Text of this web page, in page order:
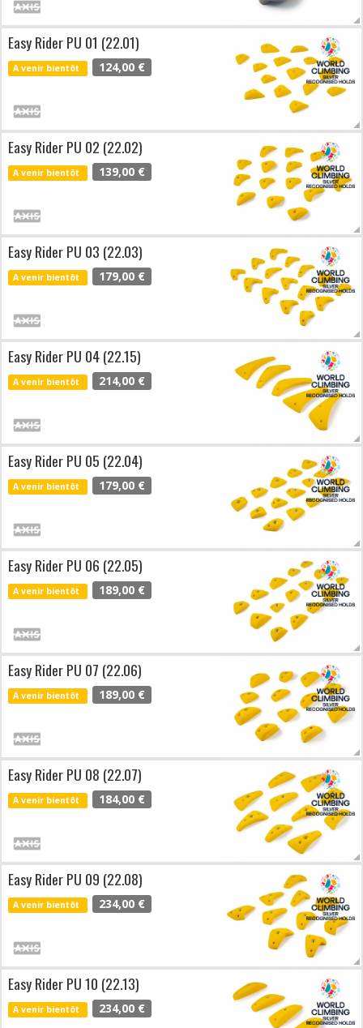
Easy Rider PU 01 (22.01)
A venir bientôt 124,00 €
Easy Rider PU 02 (22.02)
A venir bientôt 139,00 €
Easy Rider PU 03 (22.03)
A venir bientôt 179,00 €
Easy Rider PU 04 (22.15)
A venir bientôt 214,00 €
Easy Rider PU 05 (22.04)
A venir bientôt 179,00 €
Easy Rider PU 06 (22.05)
A venir bientôt 189,00 €
Easy Rider PU 07 (22.06)
A venir bientôt 189,00 €
Easy Rider PU 08 (22.07)
A venir bientôt 184,00 €
Easy Rider PU 09 (22.08)
A venir bientôt 234,00 €
Easy Rider PU 10 (22.13)
A venir bientôt 234,00 €